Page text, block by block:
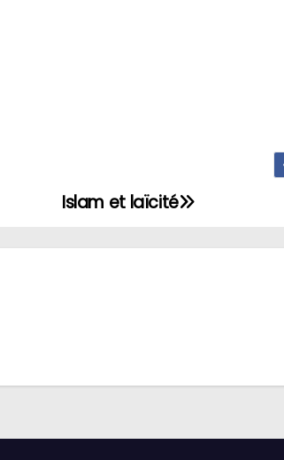
Islam et laïcité